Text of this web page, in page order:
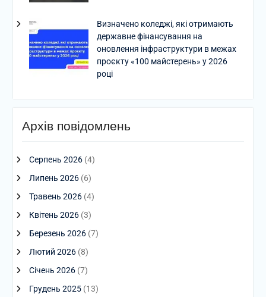
Визначено коледжі, які отримають
державне фінансування на
оновлення інфраструктури в межах
проєкту «100 майстерень» у 2026
році
Архів повідомлень
Серпень 2026(4)
Липень 2026(6)
Травень 2026(4)
Квітень 2026(3)
Березень 2026(7)
Лютий 2026(8)
Січень 2026(7)
Грудень 2025(13)